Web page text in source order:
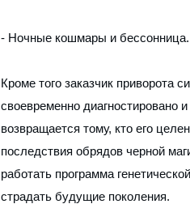
- Ночные кошмары и бессонница.
Кроме того заказчик приворота
своевременно диагностировано
возвращается тому, кто его
последствия обрядов черной
работать программа
страдать будущие поколения.